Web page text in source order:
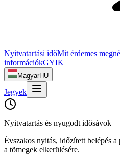
Nyitvatartási időMit érdemes
információkGYIK
MagyarHU
Jegyek
Nyitvatartás és nyugodt idősávok
Évszakos nyitás, időzített belépés
a tömegek elkerülésére.